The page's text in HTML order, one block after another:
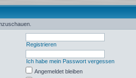
Registrieren
Ich habe mein Passwort vergessen
Angemeldet bleiben